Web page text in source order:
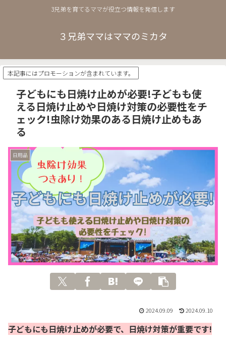
3兄弟を育てるママが役立つ情報を発信します
３兄弟ママはママのミカタ
本記事にはプロモーションが含まれています。
子どもにも日焼け止めが必要!子どもも使
える日焼け止めや日焼け対策の必要性をチ
ェック!虫除け効果のある日焼け止めもあ
る
日用品
2024.09.09 2024.09.10
子どもにも日焼け止めが必要で、日焼け対策が重要です!